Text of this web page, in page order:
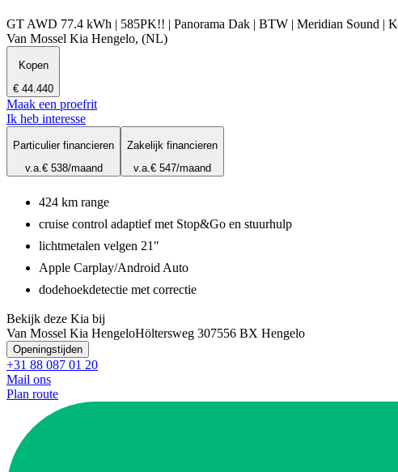
GT AWD 77.4 kWh | 585PK!! | Panorama Dak | BTW | Meridian Sound |
Van Mossel Kia Hengelo, (NL)
Kopen
€ 44.440
Maak een proefrit
Ik heb interesse
Particulier financieren
v.a.€ 538/maand
Zakelijk financieren
v.a.€ 547/maand
424 km range
cruise control adaptief met Stop&Go en stuurhulp
lichtmetalen velgen 21"
Apple Carplay/Android Auto
dodehoekdetectie met correctie
Bekijk deze Kia bij
Van Mossel Kia HengeloHöltersweg 307556 BX Hengelo
Openingstijden
+31 88 087 01 20
Mail ons
Plan route